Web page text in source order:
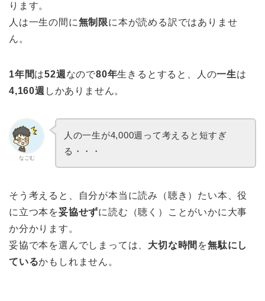
ります。
人は一生の間に無制限に本が読める訳ではありませ
ん。
1年間は52週 なので80年生きるとすると、人の一生は
4,160週 しかありません。
なごむ
人の一生が4,000週って考えると短すぎ
る・・・
そう考えると、自分が本当に読み（聴き）たい本、役
に立つ本を妥協せずに読む（聴く）ことがいかに大事
か分かります。
妥協で本を選んでしまっては、 大切な時間 を無駄にし
ているかもしれません。